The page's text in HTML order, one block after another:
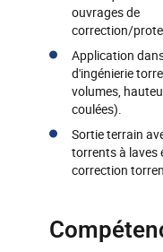
ouvrages de
correction/
Application
d'ingénierie
volumes,
coulées).
Sortie terrain
torrents à laves
correction